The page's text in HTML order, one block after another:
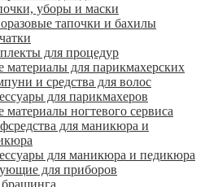
уборы и маски
тапочки и бахилы
для процедур
материалы для парикмахерских
и средства для волос
для парикмахеров
материалы ногтевого сервиса
для маникюра и
для маникюра и педикюра
для приборов